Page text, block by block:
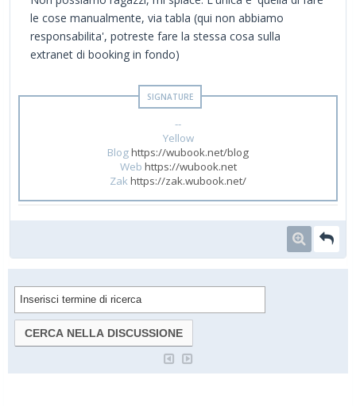
le cose manualmente, via tabla (qui non abbiamo
responsabilita', potreste fare la stessa cosa sulla
extranet di booking in fondo)
--
Yellow
Bloghttps://wubook.net/blog
Web https://wubook.net
Zakhttps://zak.wubook.net/